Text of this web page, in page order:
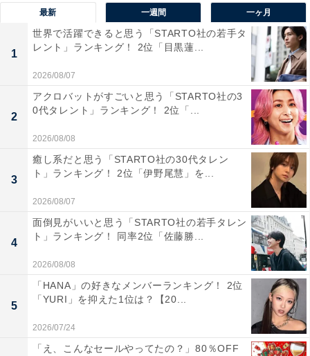
漢字の「八」が山の形に似ていることから
ばあ（8）ば（8）の語呂合せから
「プチプチの日」
数字の8が「プチプチ」の粒々の配列を連想させるため
最新 一週間 一ヶ月
1
世界で活躍できると思う「STARTO社の若手タ
レント」ランキング！ 2位「目黒蓮...
2026/08/07
2
アクロバットがすごいと思う「STARTO社の3
0代タレント」ランキング！ 2位「...
2026/08/08
3
癒し系だと思う「STARTO社の30代タレン
ト」ランキング！ 2位「伊野尾慧」を...
2026/08/07
4
面倒見がいいと思う「STARTO社の若手タレン
ト」ランキング！ 同率2位「佐藤勝...
2026/08/08
5
「HANA」の好きなメンバーランキング！ 2位
「YURI」を抑えた1位は？【20...
2026/07/24
「え、こんなセールやってたの？」80％OFF